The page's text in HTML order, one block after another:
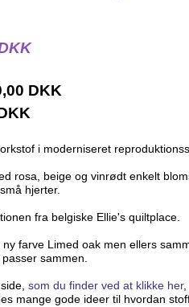
DKK
i moderniseret
rosa, beige og vinrødt enkelt
hjerter.
fra belgiske Ellie's quiltplace.
farve Limed oak men ellers
sammen.
som du finder ved at klikke her,
mange gode ideer til hvordan